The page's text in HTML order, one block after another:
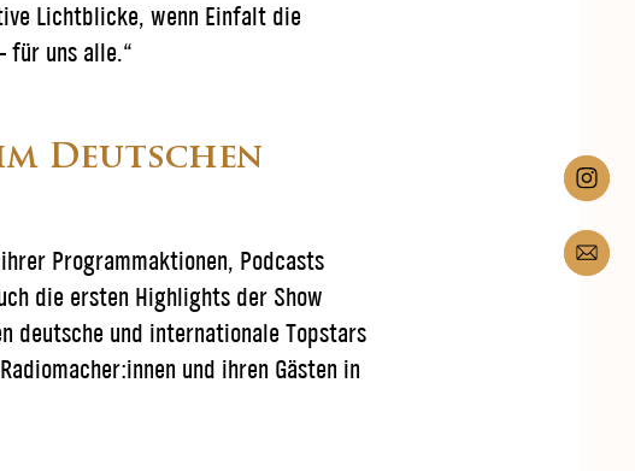
Lichtblicke, wenn Einfalt die
für uns alle.“
Deutschen
Programmaktionen, Podcasts
die ersten Highlights der Show
deutsche und internationale Topstars
und ihren Gästen in